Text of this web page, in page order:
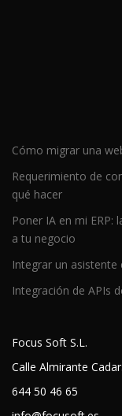
Cómo migrar una
Requerimiento de
qué hacer
Poner IA en mi ERP:
a tu negocio
Integrar un asistente
Integración de APIs
Focus Soft S.L.
Calle Almirante
644 50 46 65